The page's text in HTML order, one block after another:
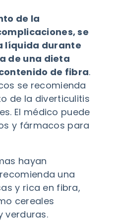
de la
se
líquida durante
de una dieta
de fibra.
se recomienda
de la diverticulitis
El médico puede
y fármacos para
hayan
una
y rica en fibra,
cereales
verduras.